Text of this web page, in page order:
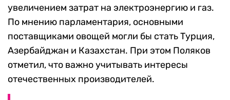
увеличением затрат на электроэнергию и газ.
По мнению парламентария, основными
поставщиками овощей могли бы стать Турция,
Азербайджан и Казахстан. При этом Поляков
отметил, что важно учитывать интересы
отечественных производителей.